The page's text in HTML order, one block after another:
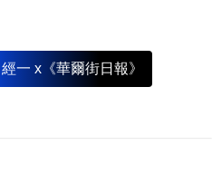
經一 x《華爾街日報》